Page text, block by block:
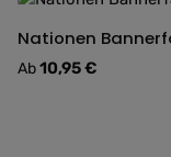
Nationen
Regulärer Preis:
Ab10,95 €